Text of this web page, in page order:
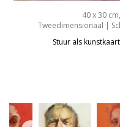
40 x 30
Tweedimensionaal |
Stuur als